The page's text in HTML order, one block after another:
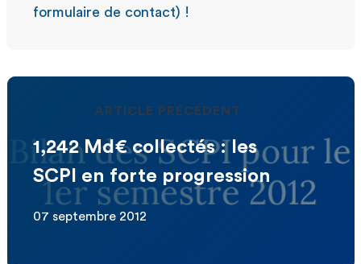
formulaire de contact) !
ARTICLE PRÉCÉDENT
1,242 Md€ collectés : les
SCPI en forte progression
07 septembre 2012